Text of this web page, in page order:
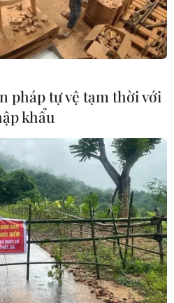
pháp tự vệ tạm thời với
khẩu